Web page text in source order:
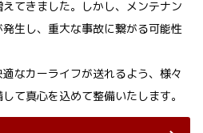
てきました。しかし、メンテナン
生し、重大な事故に繋がる可能性
なカーライフが送れるよう、様々
て真心を込めて整備いたします。